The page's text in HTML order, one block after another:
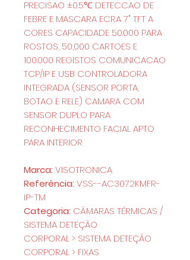
PRECISAO ±0.5℃ DETECCAO DE
FEBRE E MASCARA ECRA 7" TFT A
CORES CAPACIDADE 50.000 PARA
ROSTOS, 50,000 CARTOES E
100.000 REGISTOS COMUNICACAO
TCP/IP E USB CONTROLADORA
INTEGRADA (SENSOR PORTA,
BOTAO E RELE) CAMARA COM
SENSOR DUPLO PARA
RECONHECIMENTO FACIAL APTO
PARA INTERIOR
Marca: VISOTRONICA
Referência: VSS--AC3072KMFR-
IP-TM
Categoria: CÂMARAS TÉRMICAS /
SISTEMA DETEÇÃO
CORPORAL > SISTEMA DETEÇÃO
CORPORAL > FIXAS